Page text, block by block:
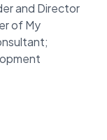
and Director
of My